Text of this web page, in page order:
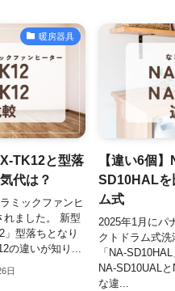
暖房器具
TK12と型落
代は？
ミックファンヒ
れました。 新型
」型落ちとなり
の違いが知り...
日
【違い6個
SD10HALを
ム式
2025年1月にパ
クトドラム式洗
「NA-
NA-SD10UAL
な違...